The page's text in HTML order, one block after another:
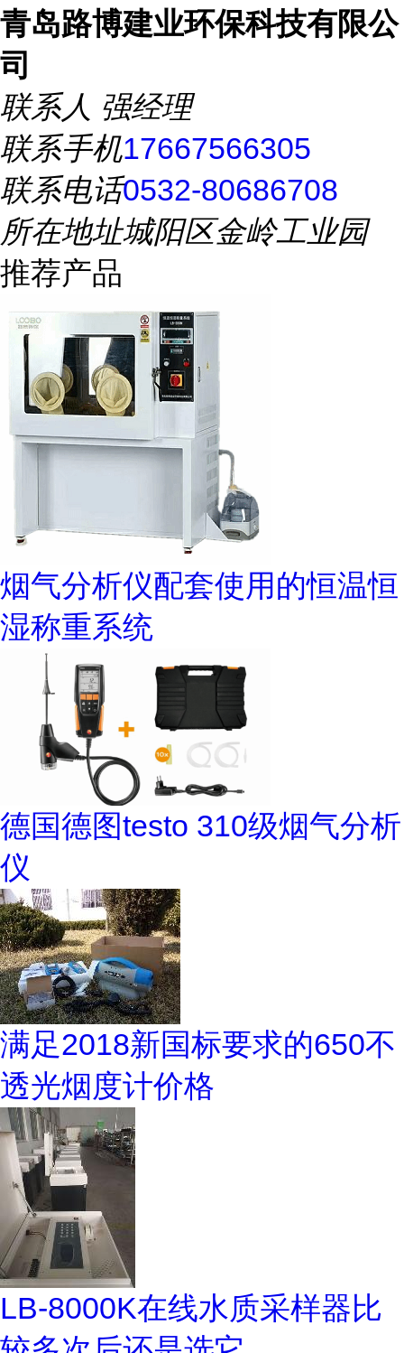
青岛路博建业环保科技有限公
司
联系人 强经理
联系手机17667566305
联系电话0532-80686708
所在地址城阳区金岭工业园
推荐产品
烟气分析仪配套使用的恒温恒
湿称重系统
德国德图testo 310级烟气分析
仪
满足2018新国标要求的650不
透光烟度计价格
LB-8000K在线水质采样器比